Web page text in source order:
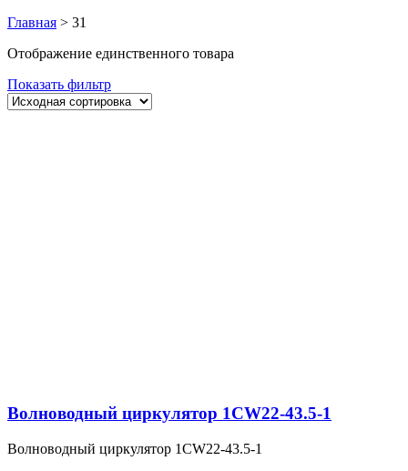
Главная > 31
Отображение единственного товара
Показать фильтр
Волноводный циркулятор 1CW22-43.5-1
Волноводный циркулятор 1CW22-43.5-1